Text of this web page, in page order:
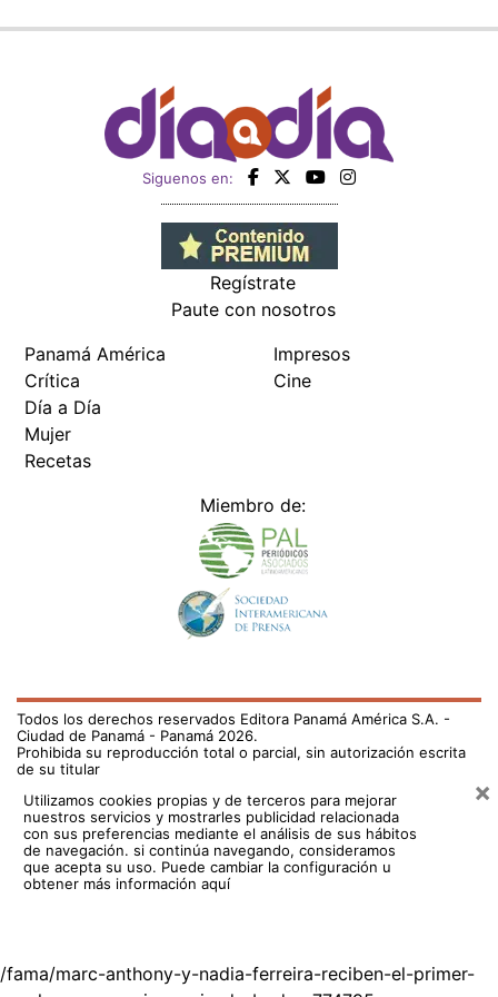
Siguenos en:
Regístrate
Paute con nosotros
Panamá América
Crítica
Día a Día
Mujer
Recetas
Impresos
Cine
Miembro de:
Todos los derechos reservados Editora Panamá América S.A. -
Ciudad de Panamá - Panamá 2026.
Prohibida su reproducción total o parcial, sin autorización escrita
de su titular
Utilizamos cookies propias y de terceros para mejorar
nuestros servicios y mostrarles publicidad relacionada
con sus preferencias mediante el análisis de sus hábitos
de navegación. si continúa navegando, consideramos
que acepta su uso. Puede cambiar la configuración u
obtener más información aquí
×
/fama/marc-anthony-y-nadia-ferreira-reciben-el-primer-